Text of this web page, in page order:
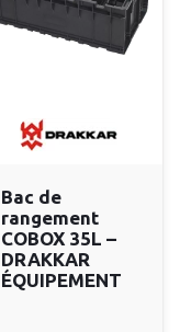
Bac de
rangement
COBOX 35L –
DRAKKAR
ÉQUIPEMENT